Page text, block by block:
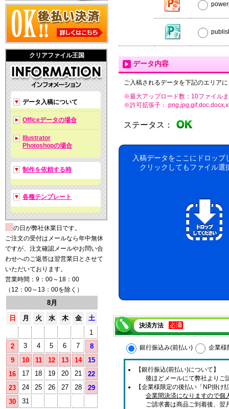
クリアファイル王国
データ入稿について
Officeデータの場合
Illustrator
Photoshopの場合
制作を依頼する時
各種テンプレート
の日が弊社休業日です。
ご注文の受付はメールなら年中無休
ですが、注文確認メールやお問い合
わせへのご返答は翌営業日とさせて
いただいております。
営業時間：9：00～18：00
（12：00～13：00を除く）
8月
日
月 火 水 木 金
土
1
2
3 4 5 6 7
8
9
10 11 12 13 14
15
16
17 18 19 20 21
22
23
24 25 26 27 28
29
30
31
データ内容
ご入稿されるデータを下記のエリア
※最大アップロード数：10ファイル
※許可拡張子：
ステータス：
入稿データをここにドロップ
クリックしてもファイル選
決済方法
銀行振込み(前払い) 企業様
【銀行振込(前払い)について】
後ほどメールにて弊社よりご
【企業様限定の後払い「NP掛け
企業間決済になりますので個
ご請求書は商品ご到着後、翌